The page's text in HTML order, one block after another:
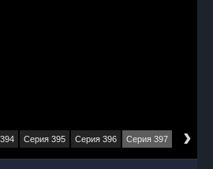
Серия 395 Серия 396 Серия 397 ›